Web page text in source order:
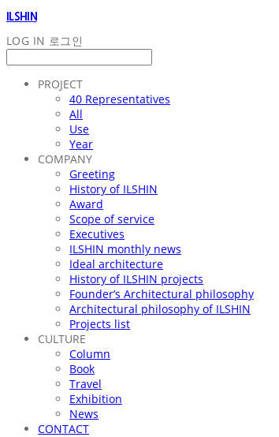
ILSHIN
LOG IN 로그인
PROJECT
40 Representatives
All
Use
Year
COMPANY
Greeting
History of ILSHIN
Award
Scope of service
Executives
ILSHIN monthly news
Ideal architecture
History of ILSHIN projects
Founder’s Architectural philosophy
Architectural philosophy of ILSHIN
Projects list
CULTURE
Column
Book
Travel
Exhibition
News
CONTACT